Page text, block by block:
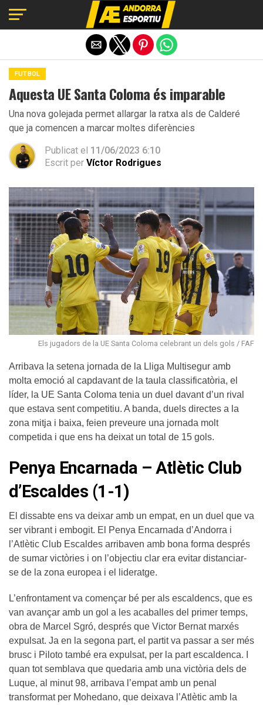
FUTBOL
Aquesta UE Santa Coloma és imparable
Una nova golejada permet allargar la ratxa als de Calderé
que ja comencen a marcar moltes diferències
Publicat el 11/06/2023 6:10
Escrit per Víctor Rodrigues
Els jugadors de la UE Santa Coloma celebrant un dels gols / FAF
Arribava la setena jornada de la Lliga Multisegur amb
molta emoció al capdavant de la taula classificatòria, el
líder, la UE Santa Coloma tenia un duel davant d’un rival
que estava sent competitiu. A banda, duels directes a la
zona mitja i baixa, feien preveure una jornada molt
competida i que ens ha deixat un total de 15 gols.
Penya Encarnada – Atlètic Club
d’Escaldes (1-1)
El dissabte ens va deixar amb un empat, en un duel que va
ser vibrant i embogit. El Penya Encarnada d’Andorra i
l’Atlètic Club Escaldes arribaven amb bona forma després
de sumar victòries i on l’objectiu clar era evitar distanciar-
se de la zona europea i el lideratge.
L’enfrontament va començar bé per als escaldencs, que es
van avançar amb un gol a les acaballes del primer temps,
obra de Marcel Sgró, després que Victor Bernat marxés
expulsat. Ja en la segona part, el partit va passar a ser més
brusc i Piloto també era expulsat, per la part escaldenca. I
quan tot semblava que quedaria amb una victòria dels de
Luque, al minut 98, arribava l’empat amb un penal
transformat per Mohedano, que deixava l’Atlètic amb la
Exit mobile version